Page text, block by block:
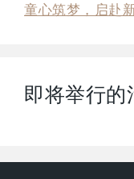
童心筑梦，启赴
即将举行的